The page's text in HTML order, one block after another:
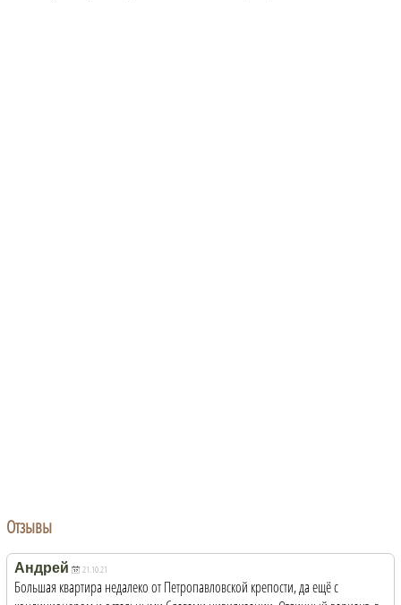
Отзывы
Андрей 21.10.21
Большая квартира недалеко от Петропавловской крепости, да ещё с